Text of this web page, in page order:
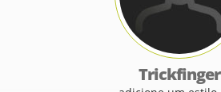
Trickfinger